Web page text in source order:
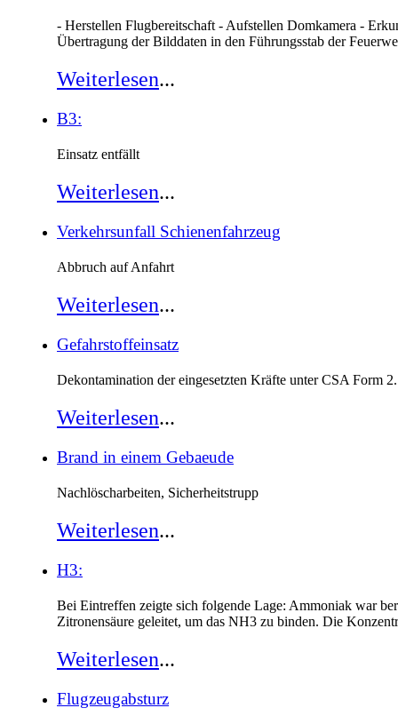
- Herstellen Flugbereitschaft - Aufstellen Domkamera -
Übertragung der Bilddaten in den Führungsstab der
Weiterlesen...
B3:
Einsatz entfällt
Weiterlesen...
Verkehrsunfall Schienenfahrzeug
Abbruch auf Anfahrt
Weiterlesen...
Gefahrstoffeinsatz
Dekontamination der eingesetzten Kräfte unter CSA Form 2.
Weiterlesen...
Brand in einem Gebaeude
Nachlöscharbeiten, Sicherheitstrupp
Weiterlesen...
H3:
Bei Eintreffen zeigte sich folgende Lage: Ammoniak war
Zitronensäure geleitet, um das NH3 zu binden. Die
Weiterlesen...
Flugzeugabsturz